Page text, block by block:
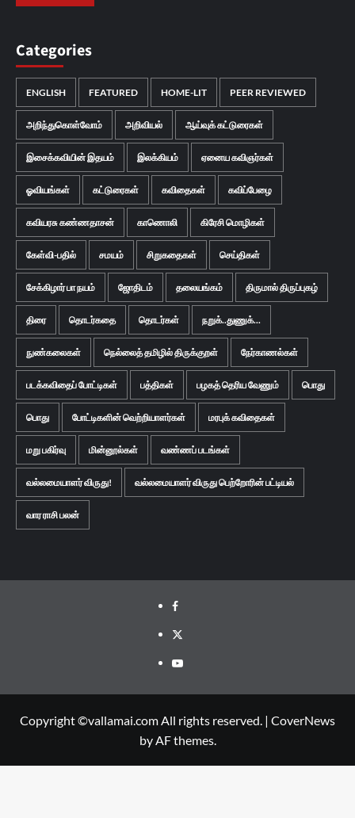
Categories
ENGLISH FEATURED HOME-LIT PEER REVIEWED
அறிந்துகொள்வோம் அறிவியல் ஆய்வுக் கட்டுரைகள்
இசைக்கவியின் இதயம் இலக்கியம் ஏனைய கவிஞர்கள்
ஓவியங்கள் கட்டுரைகள் கவிதைகள் கவிப்பேழை
கவியரசு கண்ணதாசன் காணொலி கிரேசி மொழிகள்
கேள்வி-பதில் சமயம் சிறுகதைகள் செய்திகள்
சேக்கிழார் பா நயம் ஜோதிடம் தலையங்கம் திருமால் திருப்புகழ்
திரை தொடர்கதை தொடர்கள் நறுக்..துணுக்...
நுண்கலைகள் நெல்லைத் தமிழில் திருக்குறள் நேர்காணல்கள்
படக்கவிதைப் போட்டிகள் பத்திகள் பழகத் தெரிய வேணும் பொது
பொது போட்டிகளின் வெற்றியாளர்கள் மரபுக் கவிதைகள்
மறு பகிர்வு மின்னூல்கள் வண்ணப் படங்கள்
வல்லமையாளர் விருது! வல்லமையாளர் விருது பெற்றோரின் பட்டியல்
வார ராசி பலன்
Facebook
Twitter
Youtube
Copyright ©vallamai.com All rights reserved. | CoverNews
by AF themes.